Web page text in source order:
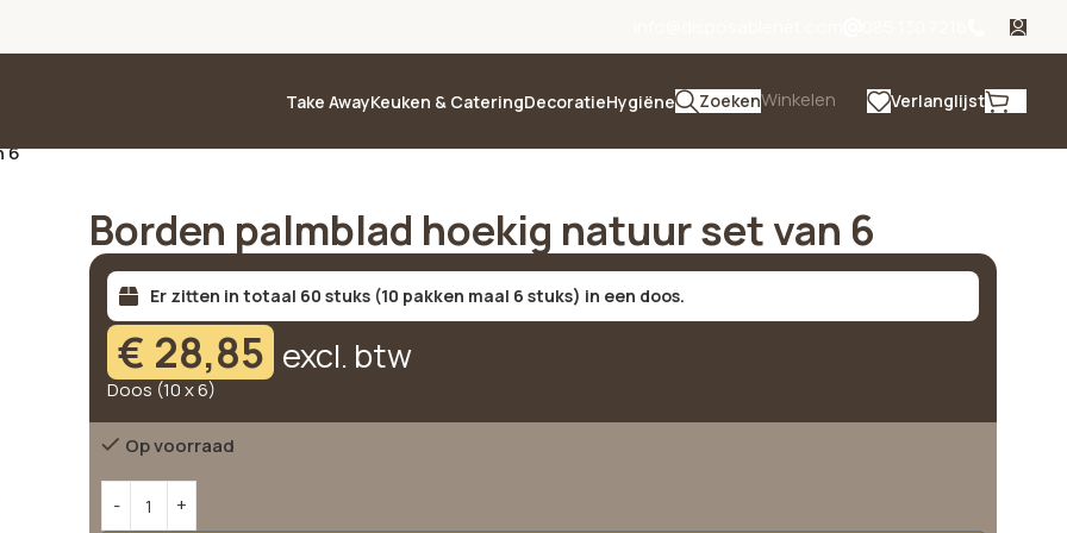
Take AwayKeuken & CateringDecoratieHygiëne ZoekenWinkelen Verlanglijst
6
Borden palmblad hoekig natuur set van 6
Er zitten in totaal 60 stuks (10 pakken maal 6 stuks) in een doos.
€ 28,85 excl. btw
Doos (10 x 6)
Op voorraad